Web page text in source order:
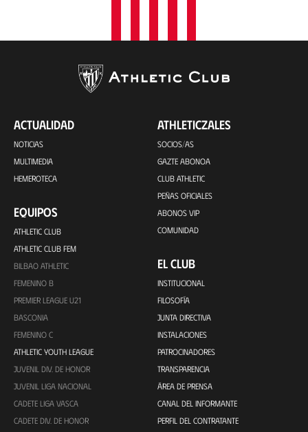
ACTUALIDAD
NOTICIAS
MULTIMEDIA
HEMEROTECA
EQUIPOS
ATHLETIC CLUB
ATHLETIC CLUB FEM
BILBAO ATHLETIC
FEMENINO B
PREMIER LEAGUE U21
BASCONIA
FEMENINO C
ATHLETIC YOUTH LEAGUE
JUVENIL DIV. DE HONOR
JUVENIL LIGA NACIONAL
CADETE LIGA VASCA
CADETE DIV. DE HONOR
ATHLETICZALES
SOCIOS/AS
GAZTE ABONOA
CLUB ATHLETIC
PEÑAS OFICIALES
ABONOS VIP
COMUNIDAD
EL CLUB
INSTITUCIONAL
FILOSOFÍA
JUNTA DIRECTIVA
INSTALACIONES
PATROCINADORES
TRANSPARENCIA
ÁREA DE PRENSA
CANAL DEL INFORMANTE
PERFIL DEL CONTRATANTE